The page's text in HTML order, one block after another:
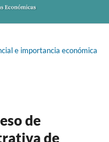
e importancia económica
de
de